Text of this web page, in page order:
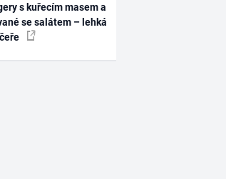
s kuřecím masem a
se salátem – lehká